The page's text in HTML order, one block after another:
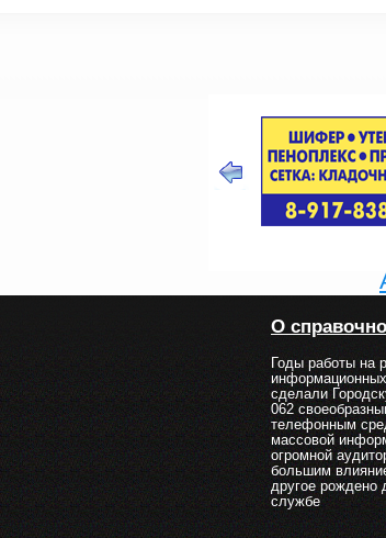
О
Годы работы на
сделали
062
телефонным
массовой
огромной
большим
другое рождено
службе